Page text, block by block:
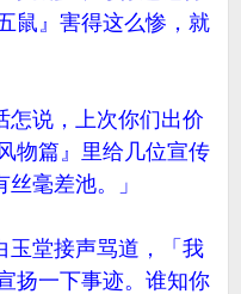
鼠』害得这么惨，就
怎说，上次你们出价
物篇』里给几位宣传
毫差池。」
玉堂接声骂道，「我
扬一下事迹。谁知你